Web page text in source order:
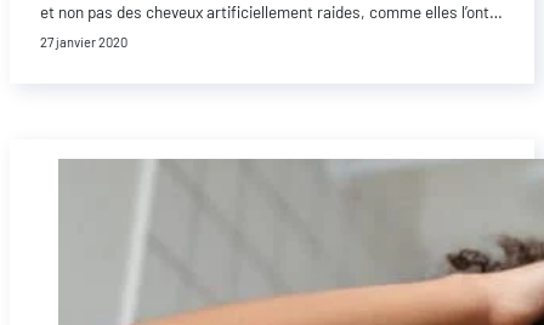
et non pas des cheveux artificiellement raides, comme elles l’ont…
27 janvier 2020